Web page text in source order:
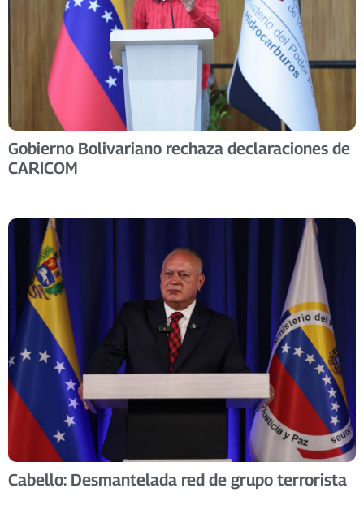
Gobierno Bolivariano rechaza declaraciones de
CARICOM
Cabello: Desmantelada red de grupo terrorista